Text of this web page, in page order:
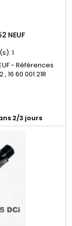
NEUF
1
- Références
16 60 001 21R
1.5 dCi
2/3 jours